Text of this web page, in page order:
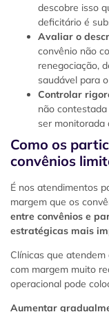
descobre isso
deficitário é
Avaliar o
convênio não
renegociação,
saudável para
Controlar
não
ser monitorada
Como os
convênios
É nos atendimentos
margem que os
entre convênios e
estratégicas mais
Clínicas que
com margem muito
operacional pode
Aumentar